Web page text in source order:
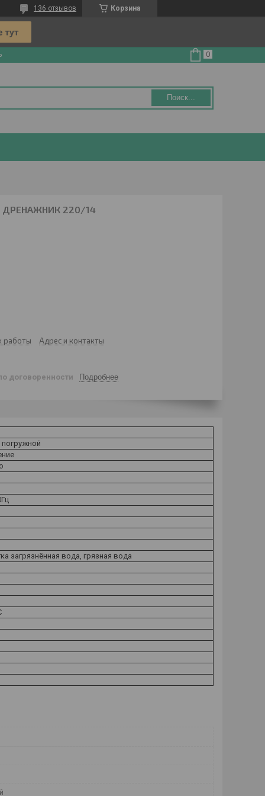
Корзина
136 отзывов
Поиск...
ДРЕНАЖНИК 220/14
работы Адрес и контакты
договоренности Подробнее
загрязнённая вода, грязная вода